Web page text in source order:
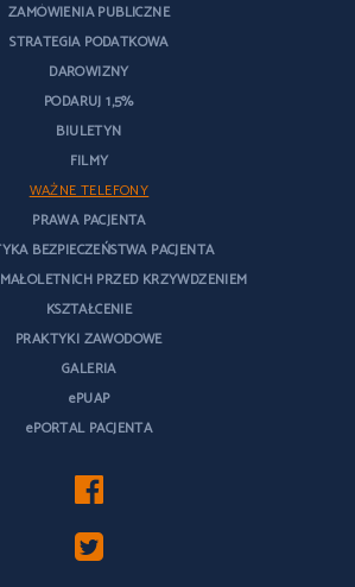
ZAMÓWIENIA PUBLICZNE
STRATEGIA PODATKOWA
DAROWIZNY
PODARUJ 1,5%
BIULETYN
FILMY
WAŻNE TELEFONY
PRAWA PACJENTA
BEZPIECZEŃSTWA PACJENTA
PRZED KRZYWDZENIEM
KSZTAŁCENIE
PRAKTYKI ZAWODOWE
GALERIA
ePUAP
ePORTAL PACJENTA